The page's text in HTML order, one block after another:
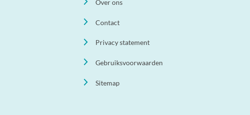
Over ons
Contact
Privacy statement
Gebruiksvoorwaarden
Sitemap